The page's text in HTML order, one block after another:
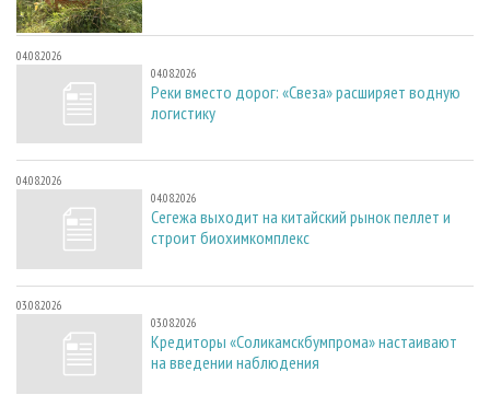
04.08.2026
04.08.2026
Реки вместо дорог: «Свеза» расширяет водную
логистику
04.08.2026
04.08.2026
Сегежа выходит на китайский рынок пеллет и
строит биохимкомплекс
03.08.2026
03.08.2026
Кредиторы «Соликамскбумпрома» настаивают
на введении наблюдения